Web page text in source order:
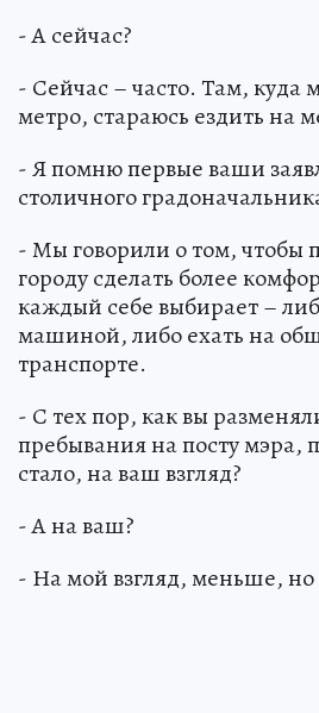
- А сейчас?
- Сейчас – часто. Там, куда
метро, стараюсь ездить на
- Я помню первые ваши
столичного
- Мы говорили о том, чтобы
городу сделать более
каждый себе выбирает –
машиной, либо ехать на
транспорте.
- С тех пор, как вы
пребывания на посту мэра,
стало, на ваш взгляд?
- А на ваш?
- На мой взгляд, меньше, но